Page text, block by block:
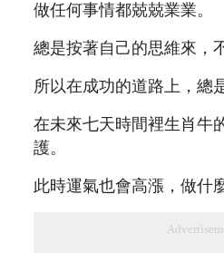
做任何事情都兢兢業業。
總是按著自己的思維來，
所以在成功的道路上，總
在未來七天時間裡生肖牛
護。
此時運氣也會高漲，做什